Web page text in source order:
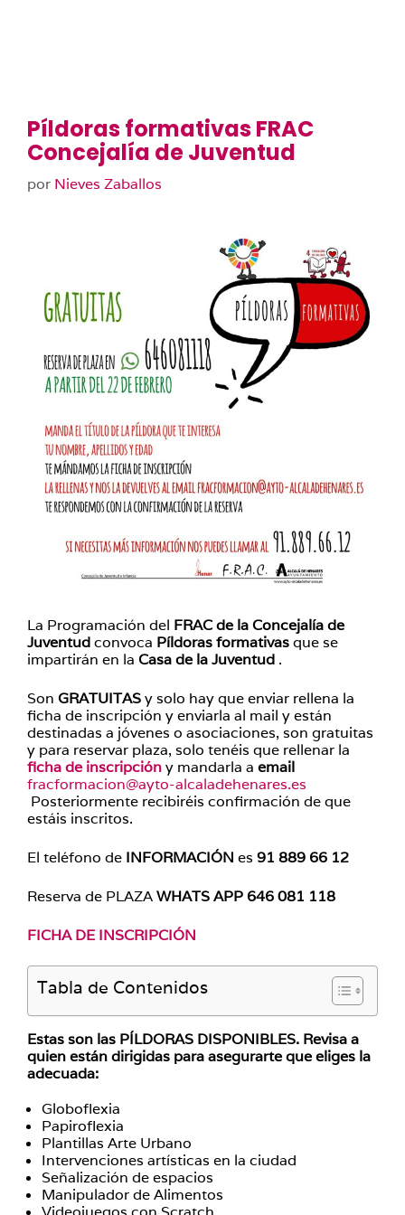
Píldoras formativas FRAC
Concejalía de Juventud
por Nieves Zaballos
La Programación del FRAC de la Concejalía de
Juventudconvoca Píldoras formativasque se
impartirán en la Casa de la Juventud .
Son GRATUITASy solo hay que enviar rellena la
ficha de inscripción y enviarla al mail y están
destinadas a jóvenes o asociaciones, son gratuitas
y para reservar plaza, solo tenéis que rellenar la
ficha de inscripcióny mandarla a email
fracformacion@ayto-alcaladehenares.es
Posteriormente recibiréis confirmación de que
estáis inscritos.
El teléfono de INFORMACIÓN es 91 889 66 12
Reserva de PLAZAWHATS APP 646 081 118
FICHA DE INSCRIPCIÓN
Tabla de Contenidos
Estas son las PÍLDORAS DISPONIBLES. Revisa a
quien están dirigidas para asegurarte que eliges la
adecuada:
Globoflexia
Papiroflexia
Plantillas Arte Urbano
Intervenciones artísticas en la ciudad
Señalización de espacios
Manipulador de Alimentos